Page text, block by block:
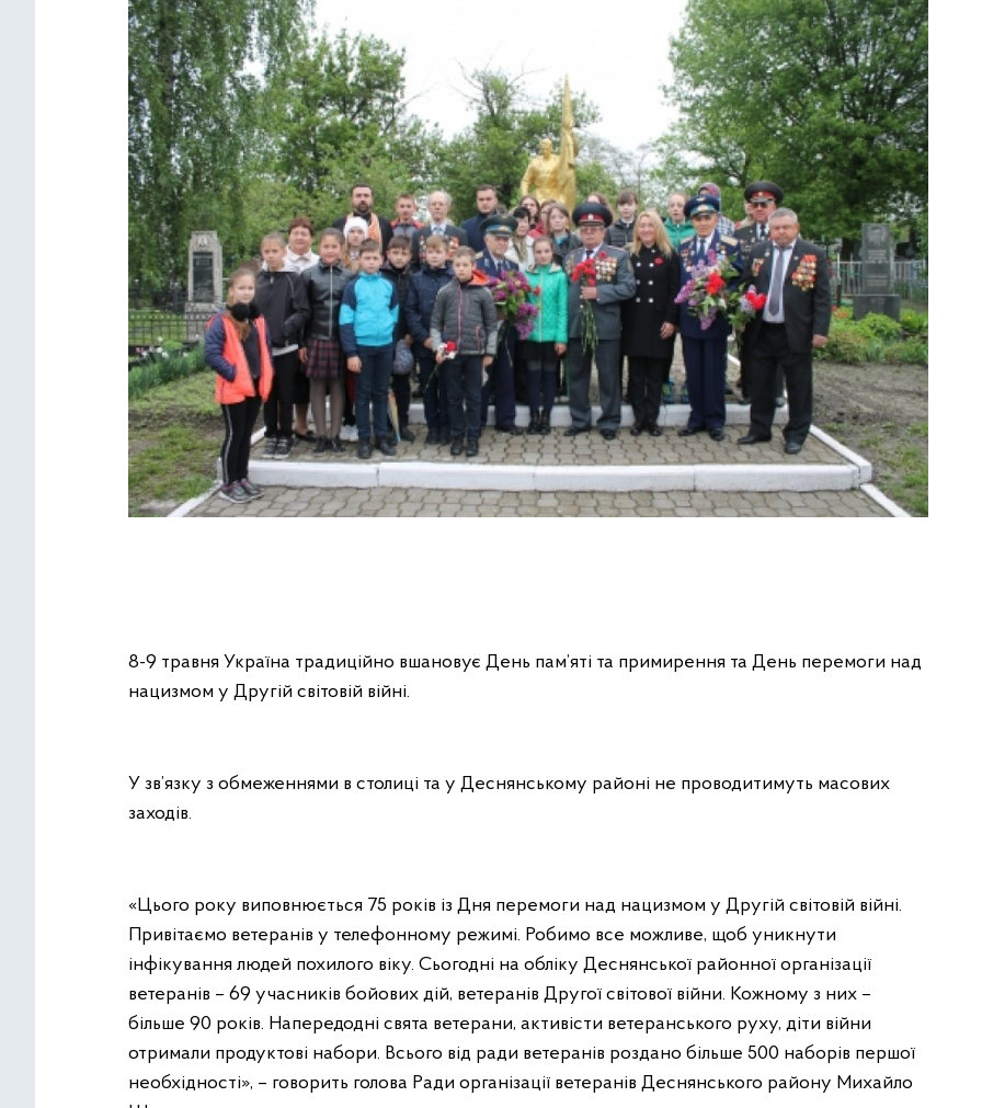
8-9 травня Україна традиційно вшановує День пам’яті та примирення та День перемоги над
нацизмом у Другій світовій війні.
У зв’язку з обмеженнями в столиці та у Деснянському районі не проводитимуть масових
заходів.
«Цього року виповнюється 75 років із Дня перемоги над нацизмом у Другій світовій війні.
Привітаємо ветеранів у телефонному режимі. Робимо все можливе, щоб уникнути
інфікування людей похилого віку. Сьогодні на обліку Деснянської районної організації
ветеранів – 69 учасників бойових дій, ветеранів Другої світової війни. Кожному з них –
більше 90 років. Напередодні свята ветерани, активісти ветеранського руху, діти війни
отримали продуктові набори. Всього від ради ветеранів роздано більше 500 наборів першої
необхідності», – говорить голова Ради організації ветеранів Деснянського району Михайло